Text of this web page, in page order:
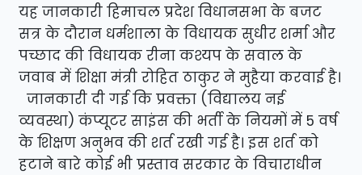
यह जानकारी हिमाचल प्रदेश विधानसभा के बजट
सत्र के दौरान धर्मशाला के विधायक सुधीर शर्मा और
पच्छाद की विधायक रीना कश्यप के सवाल के
जवाब में शिक्षा मंत्री रोहित ठाकुर ने मुहैया करवाई है।
जानकारी दी गई कि प्रवक्ता (विद्यालय नई
व्यवस्था) कंप्यूटर साइंस की भर्ती के नियमों में 5 वर्ष
के शिक्षण अनुभव की शर्त रखी गई है। इस शर्त को
हटाने बारे कोई भी प्रस्ताव सरकार के विचाराधीन